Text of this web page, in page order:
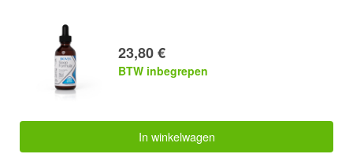
23,80 €
BTW inbegrepen
In winkelwagen